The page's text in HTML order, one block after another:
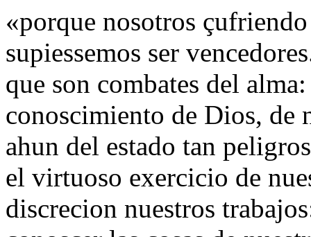
«porque nosotros
supiessemos ser
que son combates del
conoscimiento de Dios, de
ahun del estado tan
el virtuoso exercicio de
discrecion nuestros